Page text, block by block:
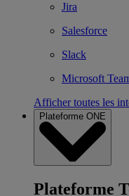
Jira
Salesforce
Slack
Microsoft
Afficher toutes les
Plateforme ONE
Plateforme